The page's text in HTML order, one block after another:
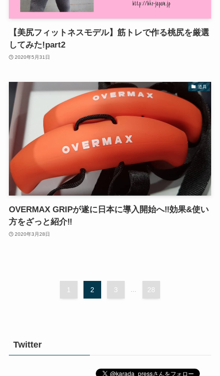
【美尻フィットネスモデル】筋トレで作る桃尻を厳選
してみた!part2
2020年5月31日
道具
OVERMAX GRIPが遂に日本に導入開始へ‼︎効果&使い
方をざっと紹介‼︎
2020年3月28日
1 2 3 ... 28
Twitter